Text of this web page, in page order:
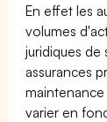
En effet les
volumes
juridiques de
assurances
varier en